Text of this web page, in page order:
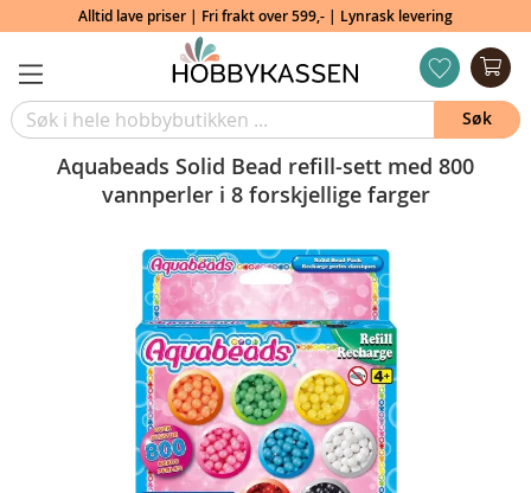
Alltid lave priser | Fri frakt over 599,- | Lynrask levering
Aquabeads Solid Bead refill-sett med 800
vannperler i 8 forskjellige farger
Søk
ønskeliste